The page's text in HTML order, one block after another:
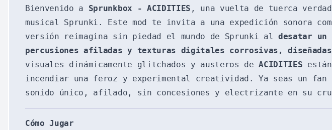
Bienvenido a Sprunkbox - ACIDITIES , una vuelta de tuerca
musical Sprunki. Este mod te invita a una expedición sonora
versión reimagina sin piedad el mundo de Sprunki aldesatar un
percusiones afiladas y texturas digitales corrosivas, diseñadas
visuales dinámicamente glitchados y austeros deACIDITIES
incendiar una feroz y experimental creatividad. Ya seas un
sonido único, afilado, sin concesiones y electrizante en su
Cómo Jugar